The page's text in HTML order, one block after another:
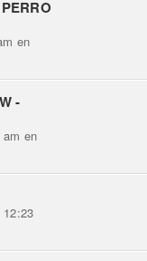
en
-
am en
12:23